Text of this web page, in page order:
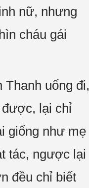
nữ, nhưng
cháu gái
Thanh uống đi,
được, lại chỉ
giống như mẹ
tác, ngược lại
đều chỉ biết